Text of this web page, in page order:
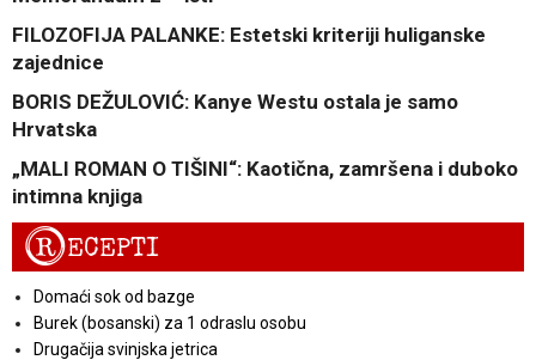
FILOZOFIJA PALANKE: Estetski kriteriji huliganske
zajednice
BORIS DEŽULOVIĆ: Kanye Westu ostala je samo
Hrvatska
„MALI ROMAN O TIŠINI“: Kaotična, zamršena i duboko
intimna knjiga
RECEPTI
Domaći sok od bazge
Burek (bosanski) za 1 odraslu osobu
Drugačija svinjska jetrica